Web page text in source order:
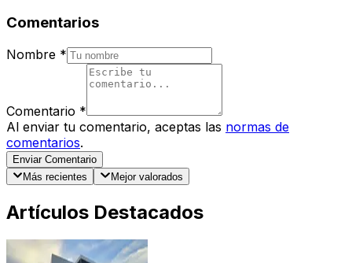
Comentarios
Nombre *
Comentario *
Al enviar tu comentario, aceptas las normas de
comentarios.
Enviar Comentario
Más recientes
Mejor valorados
Artículos Destacados